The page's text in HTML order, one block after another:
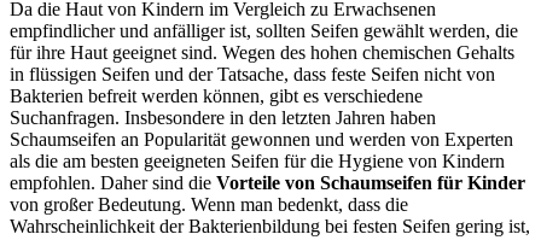
Da die Haut von Kindern im Vergleich zu Erwachsenen
empfindlicher und anfälliger ist, sollten Seifen gewählt werden, die
für ihre Haut geeignet sind. Wegen des hohen chemischen Gehalts
in flüssigen Seifen und der Tatsache, dass feste Seifen nicht von
Bakterien befreit werden können, gibt es verschiedene
Suchanfragen. Insbesondere in den letzten Jahren haben
Schaumseifen an Popularität gewonnen und werden von Experten
als die am besten geeigneten Seifen für die Hygiene von Kindern
empfohlen. Daher sind die Vorteile von Schaumseifen für Kinder
von großer Bedeutung. Wenn man bedenkt, dass die
Wahrscheinlichkeit der Bakterienbildung bei festen Seifen gering ist,